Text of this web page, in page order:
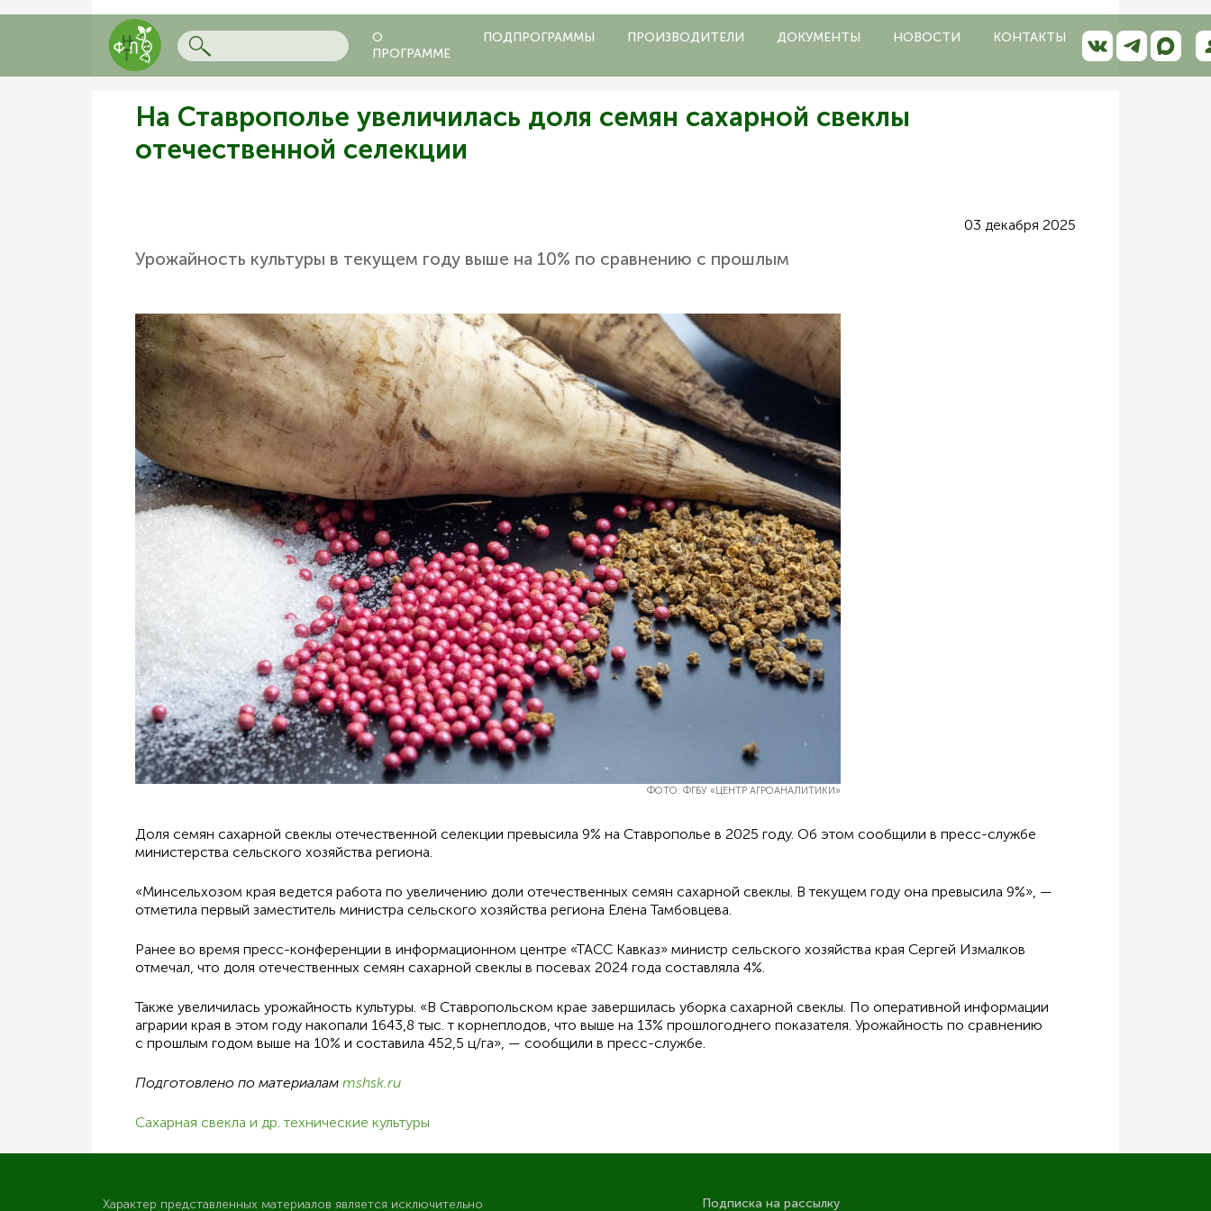
О
ПРОГРАММЕ
ПОДПРОГРАММЫ ПРОИЗВОДИТЕЛИ ДОКУМЕНТЫ НОВОСТИ КОНТАКТЫ
На Ставрополье увеличилась доля семян сахарной свеклы
отечественной селекции
03 декабря 2025
Урожайность культуры в текущем году выше на 10% по сравнению с прошлым
ФОТО: ФГБУ «ЦЕНТР АГРОАНАЛИТИКИ»
Доля семян сахарной свеклы отечественной селекции превысила 9% на Ставрополье в 2025 году. Об этом сообщили в пресс-службе
министерства сельского хозяйства региона.
«Минсельхозом края ведется работа по увеличению доли отечественных семян сахарной свеклы. В текущем году она превысила 9%», —
отметила первый заместитель министра сельского хозяйства региона Елена Тамбовцева.
Ранее во время пресс-конференции в информационном центре «ТАСС Кавказ» министр сельского хозяйства края Сергей Измалков
отмечал, что доля отечественных семян сахарной свеклы в посевах 2024 года составляла 4%.
Также увеличилась урожайность культуры. «В Ставропольском крае завершилась уборка сахарной свеклы. По оперативной информации
аграрии края в этом году накопали 1643,8 тыс. т корнеплодов, что выше на 13% прошлогоднего показателя. Урожайность по сравнению
с прошлым годом выше на 10% и составила 452,5 ц/га», — сообщили в пресс-службе.
Подготовлено по материалам mshsk.ru
Сахарная свекла и др. технические культуры
Характер представленных материалов является исключительно Подписка на рассылку